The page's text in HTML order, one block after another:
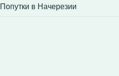
Попутки в Начерезии